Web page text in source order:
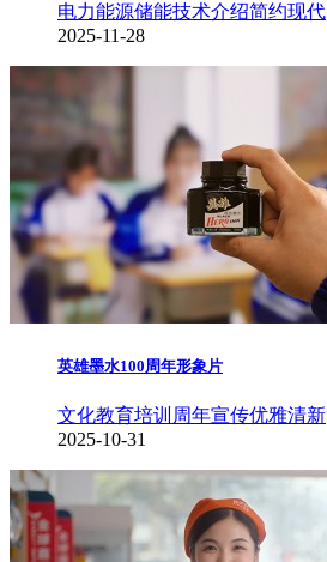
电力能源储能技术介绍简约现代
2025-11-28
英雄墨水100周年形象片
文化教育培训 周年宣传优雅清新
2025-10-31